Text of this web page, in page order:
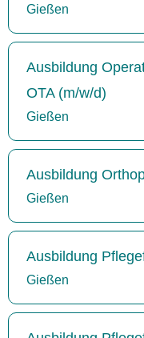
Gießen
Ausbildung
OTA (m/w/d)
Gießen
Ausbildung
Gießen
Ausbildung
Gießen